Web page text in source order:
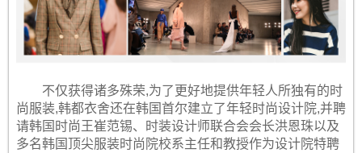
不仅获得诸多殊荣,为了更好地提供年轻人所独有的时
尚服装,韩都衣舍还在韩国首尔建立了年轻时尚设计院,并聘
请韩国时尚王崔范锡、时装设计师联合会会长洪恩珠以及
多名韩国顶尖服装时尚院校系主任和教授作为设计院特聘